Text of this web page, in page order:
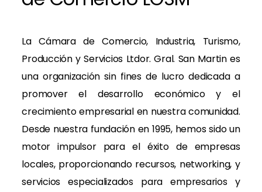
La Cámara de Comercio, Industria, Turismo,
Producción y Servicios Ltdor. Gral. San Martin es
una organización sin fines de lucro dedicada a
promover el desarrollo económico y el
crecimiento empresarial en nuestra comunidad.
Desde nuestra fundación en 1995, hemos sido un
motor impulsor para el éxito de empresas
locales, proporcionando recursos, networking, y
servicios especializados para empresarios y